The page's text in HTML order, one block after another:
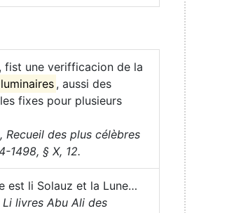
fist une verifficacion de la
luminaires , aussi des
fixes pour plusieurs
, Recueil des plus célèbres
1498, § X, 12.
est li Solauz et la Lune…
Li livres Abu Ali des